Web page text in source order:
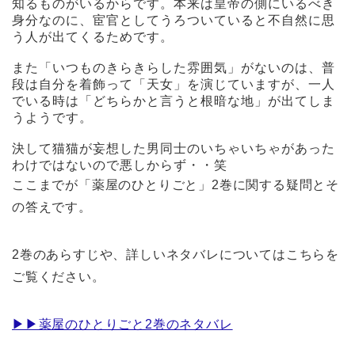
知るものがいるからです。本来は皇帝の側にいるべき
身分なのに、宦官としてうろついていると不自然に思
う人が出てくるためです。
また「いつものきらきらした雰囲気」がないのは、普
段は自分を着飾って「天女」を演じていますが、一人
でいる時は「どちらかと言うと根暗な地」が出てしま
うようです。
決して猫猫が妄想した男同士のいちゃいちゃがあった
わけではないので悪しからず・・笑
ここまでが「薬屋のひとりごと」2巻に関する疑問とそ
の答えです。
2巻のあらすじや、詳しいネタバレについてはこちらを
ご覧ください。
▶︎▶︎薬屋のひとりごと2巻のネタバレ